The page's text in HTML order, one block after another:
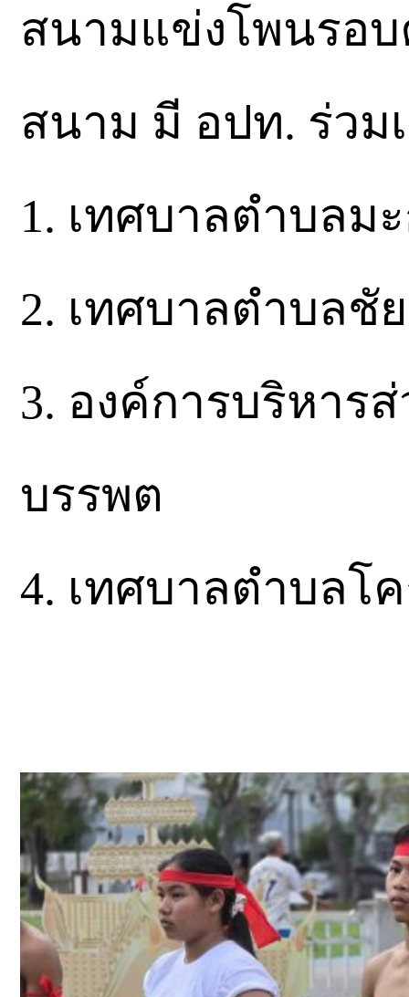
สนามแข่งโพนรอบ
สนาม​ มี​ อปท. ร่วม
1.​ เทศบาลตำบลม
2.​ เทศบาลตำบลชั
3.​ องค์การบริหาร
บรรพต
4.​ เทศบาลตำบลโ